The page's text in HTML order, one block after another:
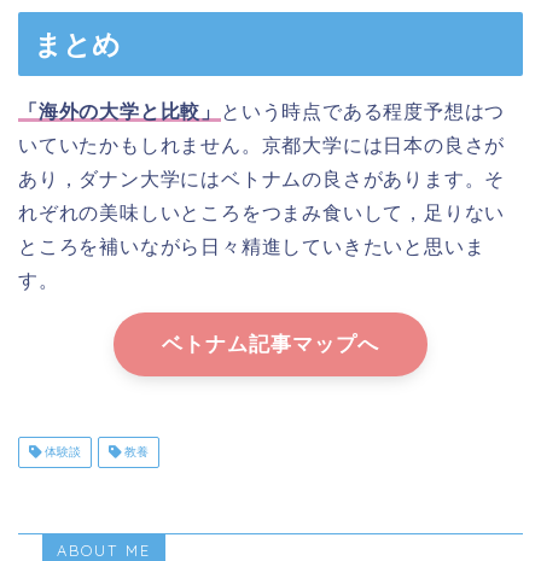
まとめ
「海外の大学と比較」
という時点である程度予想はつ
いていたかもしれません。京都大学には日本の良さが
あり，ダナン大学にはベトナムの良さがあります。そ
れぞれの美味しいところをつまみ食いして，足りない
ところを補いながら日々精進していきたいと思いま
す。
ベトナム記事マップへ
体験談 教養
ABOUT ME